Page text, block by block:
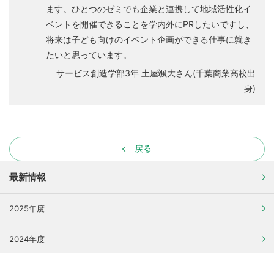
ます。ひとつのゼミでも企業と連携して地域活性化イ
ベントを開催できることを学内外にPRしたいですし、
将来は子ども向けのイベント企画ができる仕事に就き
たいと思っています。
サービス創造学部3年 土屋颯大さん(千葉商業高校出
身)
戻る
最新情報
2025年度
2024年度